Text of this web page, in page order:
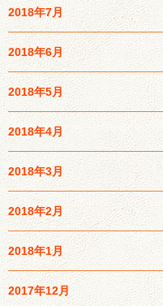
2018年7月
2018年6月
2018年5月
2018年4月
2018年3月
2018年2月
2018年1月
2017年12月